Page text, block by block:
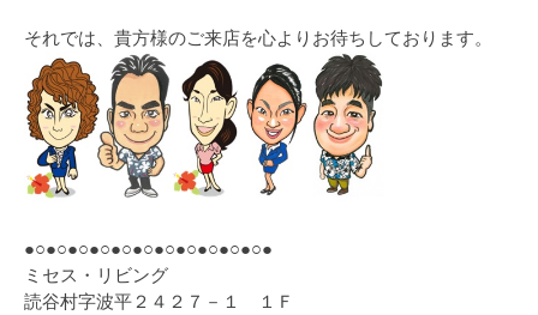
それでは、貴方様のご来店を心よりお待ちしております。
●○●○●○●○●○●○●○●○●○●○●○●
ミセス・リビング
読谷村字波平２４２７－１ １Ｆ